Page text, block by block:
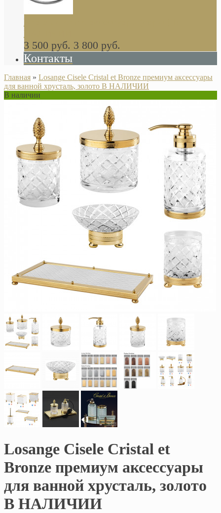
Khala Colombo аксессуары (серия) В
НАЛИЧИИ
3 500 руб. 3 800 руб.
Контакты
Главная » Losange Cisele Cristal et Bronze премиум аксессуары
для ванной хрусталь, золото В НАЛИЧИИ
В наличии
Losange Cisele Cristal et
Bronze премиум аксессуары
для ванной хрусталь, золото
В НАЛИЧИИ